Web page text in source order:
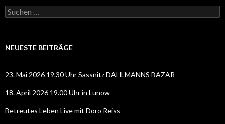
Suchen
nach:
NEUESTE BEITRÄGE
23. Mai 2026 19.30 Uhr Sassnitz DAHLMANNS BAZAR
18. April 2026 19.00 Uhr in Lunow
Betreutes Leben Live mit Doro Reiss